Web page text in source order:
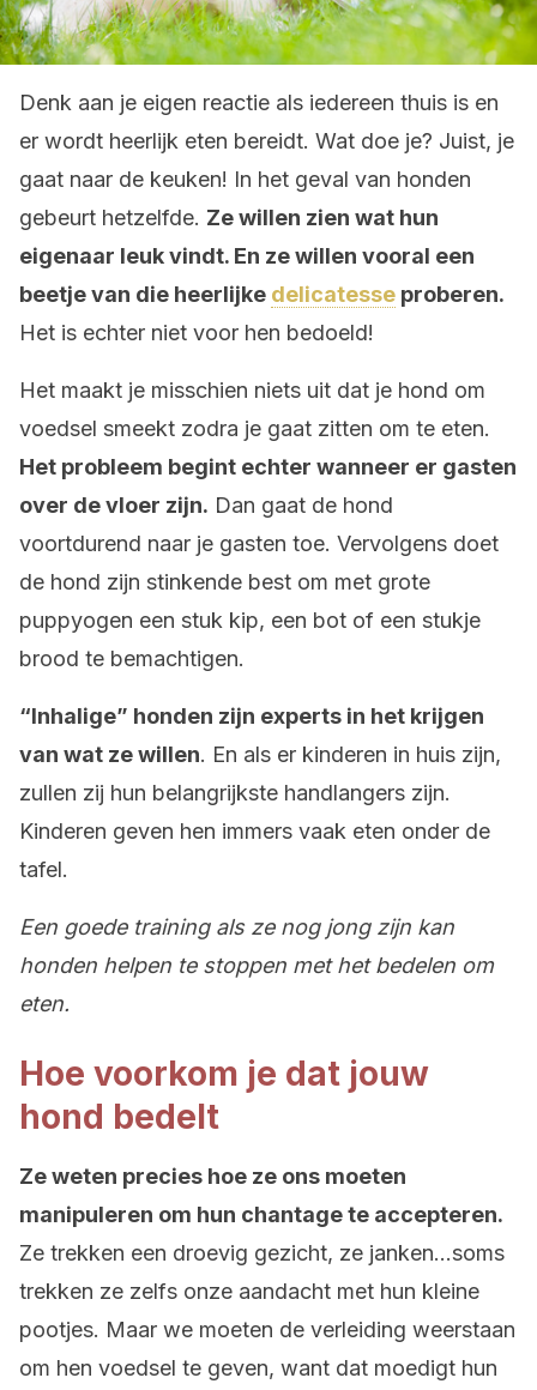
Denk aan je eigen reactie als iedereen thuis is en
er wordt heerlijk eten bereidt. Wat doe je? Juist, je
gaat naar de keuken! In het geval van honden
gebeurt hetzelfde. Ze willen zien wat hun
eigenaar leuk vindt. En ze willen vooral een
beetje van die heerlijke delicatesse proberen.
Het is echter niet voor hen bedoeld!
Het maakt je misschien niets uit dat je hond om
voedsel smeekt zodra je gaat zitten om te eten.
Het probleem begint echter wanneer er gasten
over de vloer zijn. Dan gaat de hond
voortdurend naar je gasten toe. Vervolgens doet
de hond zijn stinkende best om met grote
puppyogen een stuk kip, een bot of een stukje
brood te bemachtigen.
“Inhalige” honden zijn experts in het krijgen
van wat ze willen. En als er kinderen in huis zijn,
zullen zij hun belangrijkste handlangers zijn.
Kinderen geven hen immers vaak eten onder de
tafel.
Een goede training als ze nog jong zijn kan
honden helpen te stoppen met het bedelen om
eten.
Hoe voorkom je dat jouw
hond bedelt
Ze weten precies hoe ze ons moeten
manipuleren om hun chantage te accepteren.
Ze trekken een droevig gezicht, ze janken…soms
trekken ze zelfs onze aandacht met hun kleine
pootjes. Maar we moeten de verleiding weerstaan
om hen voedsel te geven, want dat moedigt hun